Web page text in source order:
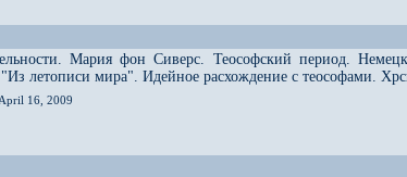
Мария фон Сиверс. Теософский период.
летописи мира". Идейное расхождение с теософами.
16, 2009